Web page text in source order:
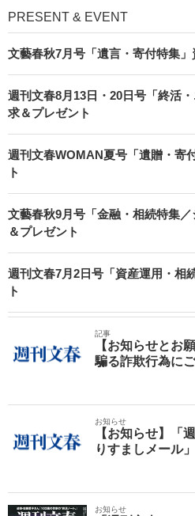
PRESENT & EVENT
文藝春秋7月号「遺言・寄付特集
週刊文春8月13日・20日号「終活
求＆プレゼント
週刊文春WOMAN夏号「遺贈・寄
ト
文藝春秋9月号「金融・相続特集
＆プレゼント
週刊文春7月2日号「資産運用・相
ト
記事
【お知らせとお
騙る詐欺行為に
お知らせ
【お知らせ】「
りすましメール
お知らせ